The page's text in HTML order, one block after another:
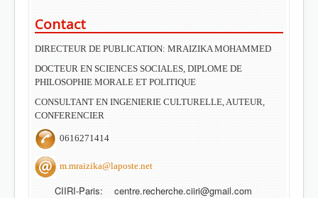
Contact
DIRECTEUR DE PUBLICATION: MRAIZIKA MOHAMMED
DOCTEUR EN SCIENCES SOCIALES, DIPLOME DE
PHILOSOPHIE MORALE ET POLITIQUE
CONSULTANT EN INGENIERIE CULTURELLE, AUTEUR,
CONFERENCIER
0616271414
m.mraizika@laposte.net
CIIRI-Paris: centre.recherche.ciiri@gmail.com